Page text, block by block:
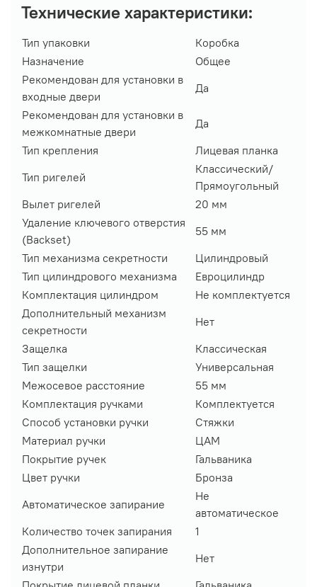
Технические характеристики:
Тип упаковки
Коробка
Назначение
Общее
Рекомендован для установки в
входные двери
Да
Рекомендован для установки в
межкомнатные двери
Да
Тип крепления
Лицевая планка
Тип ригелей
Классический/
Прямоугольный
Вылет ригелей
20 мм
Удаление ключевого отверстия
(Backset)
55 мм
Тип механизма секретности
Цилиндровый
Тип цилиндрового механизма
Евроцилиндр
Комплектация цилиндром
Не комплектуется
Дополнительный механизм
секретности
Нет
Защелка
Классическая
Тип защелки
Универсальная
Межосевое расстояние
55 мм
Комплектация ручками
Комплектуется
Способ установки ручки
Стяжки
Материал ручки
ЦАМ
Покрытие ручек
Гальваника
Цвет ручки
Бронза
Автоматическое запирание
Не
автоматическое
Количество точек запирания
1
Дополнительное запирание
изнутри
Нет